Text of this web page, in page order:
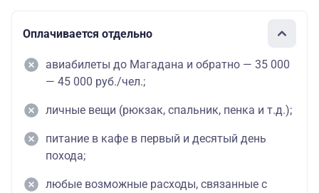
Оплачивается отдельно
авиабилеты до Магадана и обратно — 35 000
— 45 000 руб./чел.;
личные вещи (рюкзак, спальник, пенка и т.д.);
питание в кафе в первый и десятый день
похода;
любые возможные расходы, связанные с